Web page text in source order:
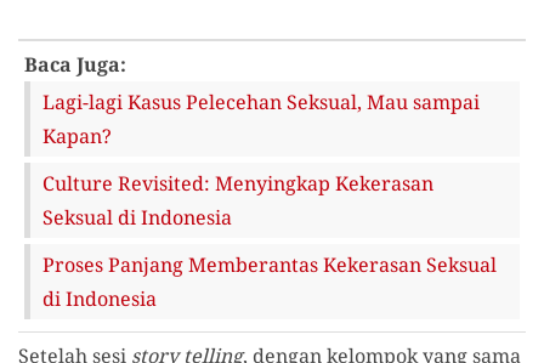
Baca Juga:
Lagi-lagi Kasus Pelecehan Seksual, Mau sampai
Kapan?
Culture Revisited: Menyingkap Kekerasan
Seksual di Indonesia
Proses Panjang Memberantas Kekerasan Seksual
di Indonesia
Setelah sesi story telling, dengan kelompok yang sama